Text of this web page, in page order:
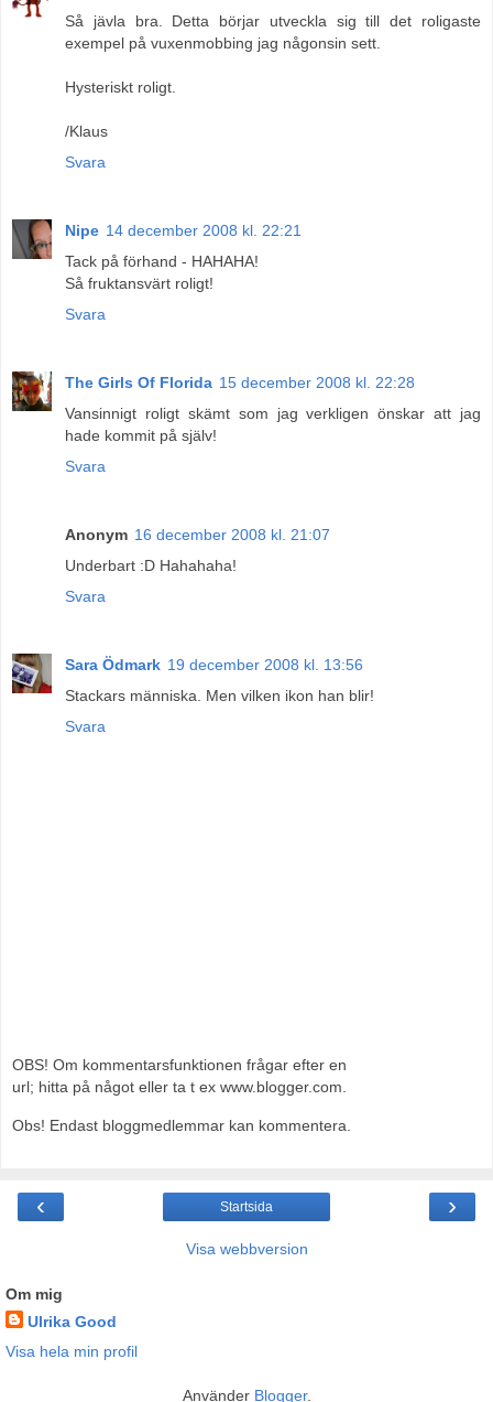
Så jävla bra. Detta börjar utveckla sig till det roligaste
exempel på vuxenmobbing jag någonsin sett.
Hysteriskt roligt.
/Klaus
Svara
Nipe 14 december 2008 kl. 22:21
Tack på förhand - HAHAHA!
Så fruktansvärt roligt!
Svara
The Girls Of Florida 15 december 2008 kl. 22:28
Vansinnigt roligt skämt som jag verkligen önskar att jag
hade kommit på själv!
Svara
Anonym 16 december 2008 kl. 21:07
Underbart :D Hahahaha!
Svara
Sara Ödmark 19 december 2008 kl. 13:56
Stackars människa. Men vilken ikon han blir!
Svara
OBS! Om kommentarsfunktionen frågar efter en
url; hitta på något eller ta t ex www.blogger.com.
Obs! Endast bloggmedlemmar kan kommentera.
‹ ›
Startsida
Visa webbversion
Om mig
Ulrika Good
Visa hela min profil
Använder Blogger.